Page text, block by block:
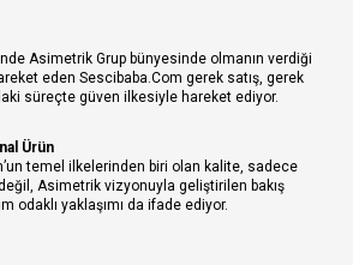
Asimetrik Grup bünyesinde olmanın verdiği
eden Sescibaba.Com gerek satış, gerek
süreçte güven ilkesiyle hareket ediyor.
Ürün
temel ilkelerinden biri olan kalite, sadece
Asimetrik vizyonuyla geliştirilen bakış
odaklı yaklaşımı da ifade ediyor.